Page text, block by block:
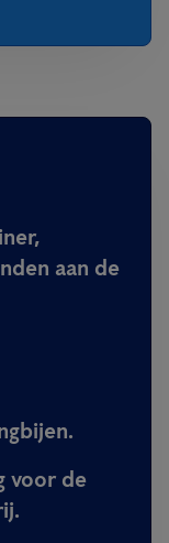
aan de
voor de